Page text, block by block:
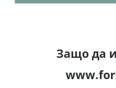
Защо да